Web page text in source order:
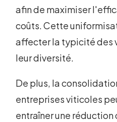
afin de maximiser
coûts. Cette
affecter la typicité des
leur diversité.
De plus, la
entreprises viticoles
entraîner une